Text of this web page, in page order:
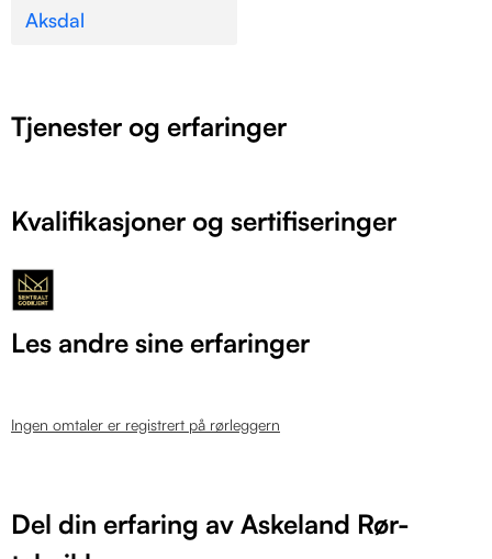
Aksdal
Tjenester og erfaringer
Kvalifikasjoner og sertifiseringer
Les andre sine erfaringer
Ingen omtaler er registrert på rørleggern
Del din erfaring av Askeland Rør-